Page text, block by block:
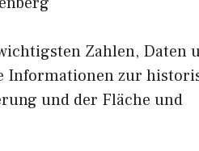
Zahlen, Daten
Informationen zur
und der Fläche und